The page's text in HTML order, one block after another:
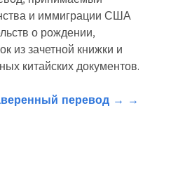
и иммиграции США
о рождении,
из зачетной книжки и
китайских документов.
перевод → →